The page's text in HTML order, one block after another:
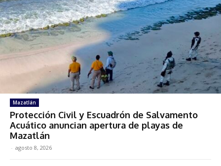
Mazatlán
Protección Civil y Escuadrón de Salvamento
Acuático anuncian apertura de playas de
Mazatlán
- agosto 8, 2026